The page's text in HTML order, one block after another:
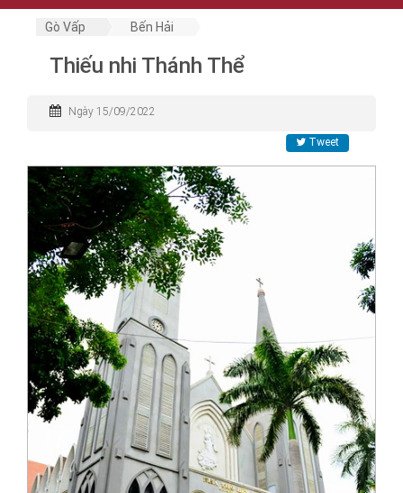
Gò Vấp Bến Hải
Thiếu nhi Thánh Thể
Ngày 15/09/2022
Tweet